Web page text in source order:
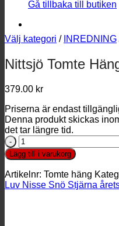
Gå tillbaka till butiken
Välj kategori / INREDNING
Nittsjö Tomte
379.00 kr
Priserna är endast
Denna produkt skickas
det tar längre tid.
Nittsjö
Tomte
Häng
Nyhet
2025
mängd
Lägg till i varukorg
Artikelnr: Tomte häng
Luv Nisse Snö Stjärna